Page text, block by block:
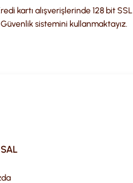
kartı alışverişlerinde 128 bit SSL
Güvenlik sistemini kullanmaktayız.